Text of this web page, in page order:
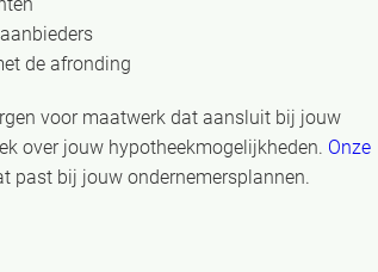
de afronding
voor maatwerk dat aansluit bij jouw
over jouw hypotheekmogelijkheden. Onze
past bij jouw ondernemersplannen.